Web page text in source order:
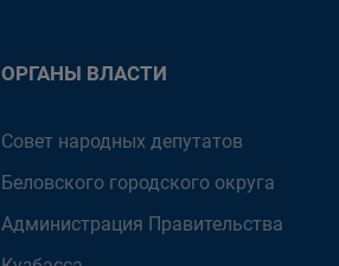
ОРГАНЫ ВЛАСТИ
Совет народных депутатов
Беловского городского округа
Администрация Правительства